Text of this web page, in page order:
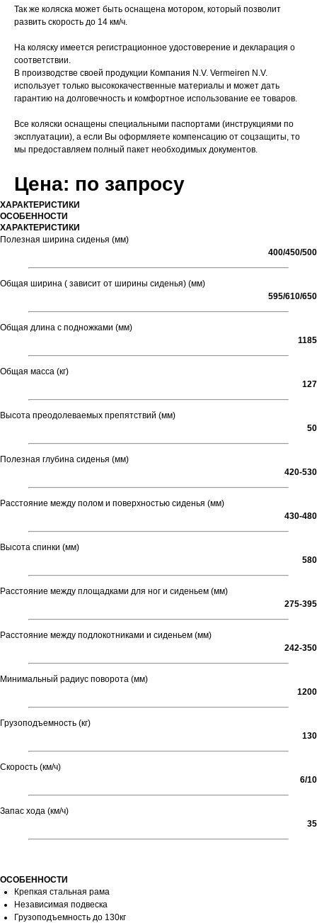
Так же коляска может быть оснащена мотором, который позволит
развить скорость до 14 км/ч.
На коляску имеется регистрационное удостоверение и декларация о
соответствии.
В производстве своей продукции Компания N.V. Vermeiren N.V.
использует только высококачественные материалы и может дать
гарантию на долговечность и комфортное использование ее товаров.
Все коляски оснащены специальными паспортами (инструкциями по
эксплуатации), а если Вы оформляете компенсацию от соцзащиты, то
мы предоставляем полный пакет необходимых документов.
Цена: по запросу
ХАРАКТЕРИСТИКИ
ОСОБЕННОСТИ
ХАРАКТЕРИСТИКИ
Полезная ширина сиденья (мм)
400/450/500
Общая ширина ( зависит от ширины сиденья) (мм)
595/610/650
Общая длина с подножками (мм)
1185
Общая масса (кг)
127
Высота преодолеваемых препятствий (мм)
50
Полезная глубина сиденья (мм)
420-530
Расстояние между полом и поверхностью сиденья (мм)
430-480
Высота спинки (мм)
580
Расстояние между площадками для ног и сиденьем (мм)
275-395
Расстояние между подлокотниками и сиденьем (мм)
242-350
Минимальный радиус поворота (мм)
1200
Грузоподъемность (кг)
130
Скорость (км/ч)
6/10
Запас хода (км/ч)
35
ОСОБЕННОСТИ
Крепкая стальная рама
Независимая подвеска
Грузоподъемность до 130кг